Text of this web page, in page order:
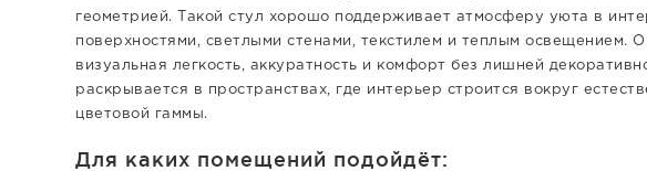
геометрией. Такой стул хорошо поддерживает атмосферу уюта в
поверхностями, светлыми стенами, текстилем и теплым освещением.
визуальная легкость, аккуратность и комфорт без лишней
раскрывается в пространствах, где интерьер строится вокруг
цветовой гаммы.
Для каких помещений подойдёт: